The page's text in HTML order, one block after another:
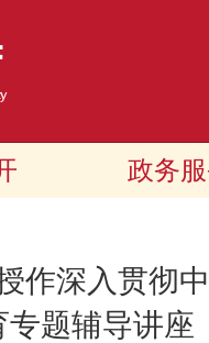
政务
作深入贯彻
专题辅导讲座